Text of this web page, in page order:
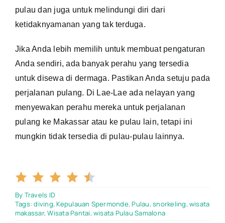
pulau dan juga untuk melindungi diri dari
ketidaknyamanan yang tak terduga.
Jika Anda lebih memilih untuk membuat pengaturan
Anda sendiri, ada banyak perahu yang tersedia
untuk disewa di dermaga. Pastikan Anda setuju pada
perjalanan pulang. Di Lae-Lae ada nelayan yang
menyewakan perahu mereka untuk perjalanan
pulang ke Makassar atau ke pulau lain, tetapi ini
mungkin tidak tersedia di pulau-pulau lainnya.
4.5/5
By Travels ID
Tags:diving,Kepulauan Spermonde,Pulau,snorkeling, wisata
makassar,Wisata Pantai, wisata Pulau Samalona